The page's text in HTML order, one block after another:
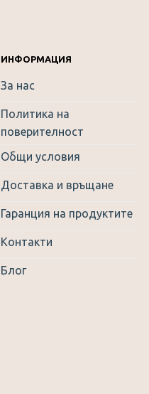
chosen
the
page
ИНФОРМАЦИЯ
За нас
Политика на
поверителност
Общи условия
Доставка и връщане
Гаранция на продуктите
Контакти
Блог